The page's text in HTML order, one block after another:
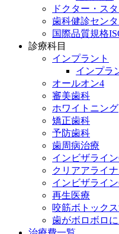
ドクター・ス
歯科健診セン
国際品質規格
診療科目
インプラント
インプラ
オールオン4
審美歯科
ホワイトニング
矯正歯科
予防歯科
歯周病治療
インビザライ
クリアアライ
インビザライ
再生医療
咬筋ボトック
歯がボロボロ